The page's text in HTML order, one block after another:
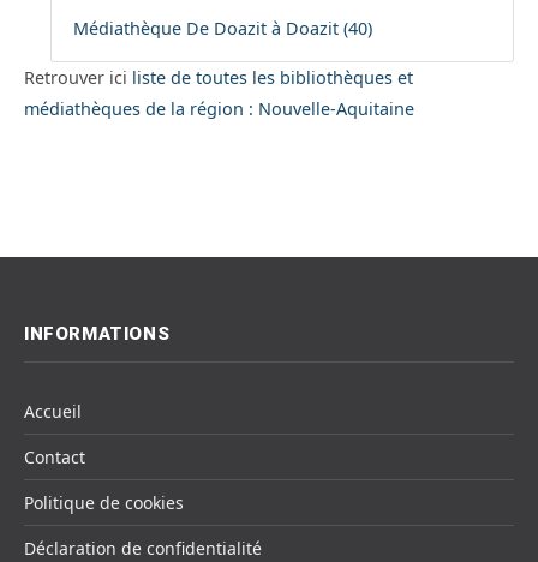
Médiathèque De Doazit à Doazit (40)
Retrouver ici liste de toutes les bibliothèques et
médiathèques de la région : Nouvelle-Aquitaine
INFORMATIONS
Accueil
Contact
Politique de cookies
Déclaration de confidentialité